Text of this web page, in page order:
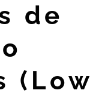
de
(Low